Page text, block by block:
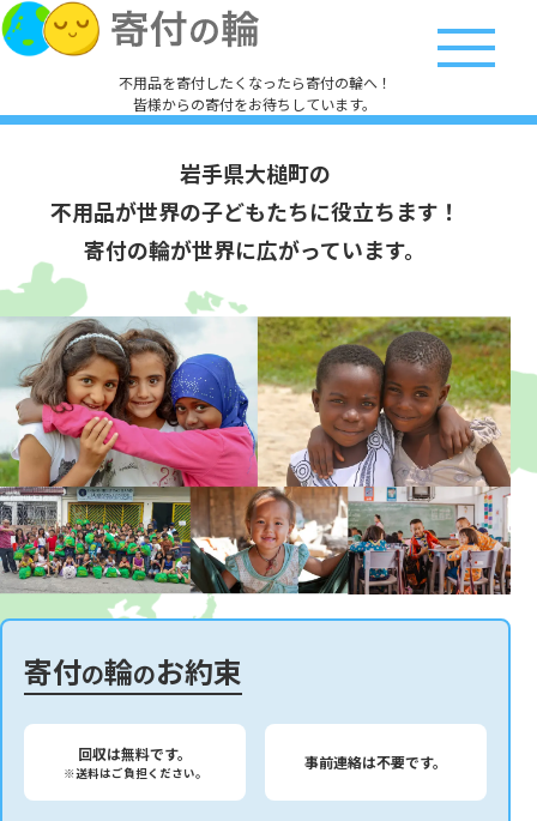
不用品を寄付したくなったら寄付の輪へ！
皆様からの寄付をお待ちしています。
岩手県大槌町の
不用品が世界の子どもたちに役立ちます！
寄付の輪が世界に広がっています。
寄付の輪のお約束
回収は無料です。
※送料はご負担ください。
事前連絡は不要です。